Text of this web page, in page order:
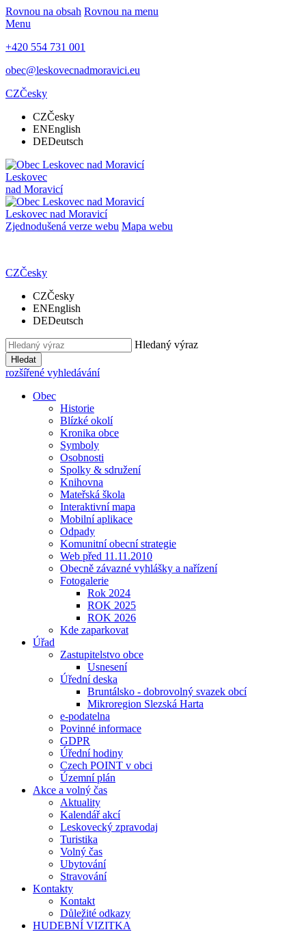
Rovnou na obsah Rovnou na menu
Menu
+420 554 731 001
obec@leskovecnadmoravici.eu
CZČesky
CZČesky
ENEnglish
DEDeutsch
Leskovec
nad Moravicí
Leskovec nad Moravicí
Zjednodušená verze webu Mapa webu
CZČesky
CZČesky
ENEnglish
DEDeutsch
Hledaný výraz
Hledat
rozšířené vyhledávání
Obec
Historie
Blízké okolí
Kronika obce
Symboly
Osobnosti
Spolky & sdružení
Knihovna
Mateřská škola
Interaktivní mapa
Mobilní aplikace
Odpady
Komunitní obecní strategie
Web před 11.11.2010
Obecně závazné vyhlášky a nařízení
Fotogalerie
Rok 2024
ROK 2025
ROK 2026
Kde zaparkovat
Úřad
Zastupitelstvo obce
Usnesení
Úřední deska
Bruntálsko - dobrovolný svazek obcí
Mikroregion Slezská Harta
e-podatelna
Povinné informace
GDPR
Úřední hodiny
Czech POINT v obci
Územní plán
Akce a volný čas
Aktuality
Kalendář akcí
Leskovecký zpravodaj
Turistika
Volný čas
Ubytování
Stravování
Kontakty
Kontakt
Důležité odkazy
HUDEBNÍ VIZITKA